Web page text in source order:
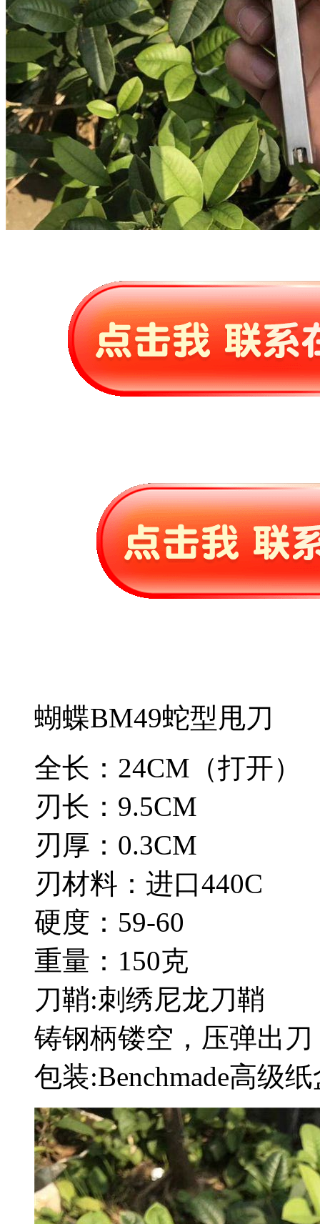
蝴蝶BM49蛇型甩刀
全长：24CM（打开）
刃长：9.5CM
刃厚：0.3CM
刃材料：进口440C
硬度：59-60
重量：150克
刀鞘:刺绣尼龙刀鞘
铸钢柄镂空，压弹出刀
包装:Benchmade高级